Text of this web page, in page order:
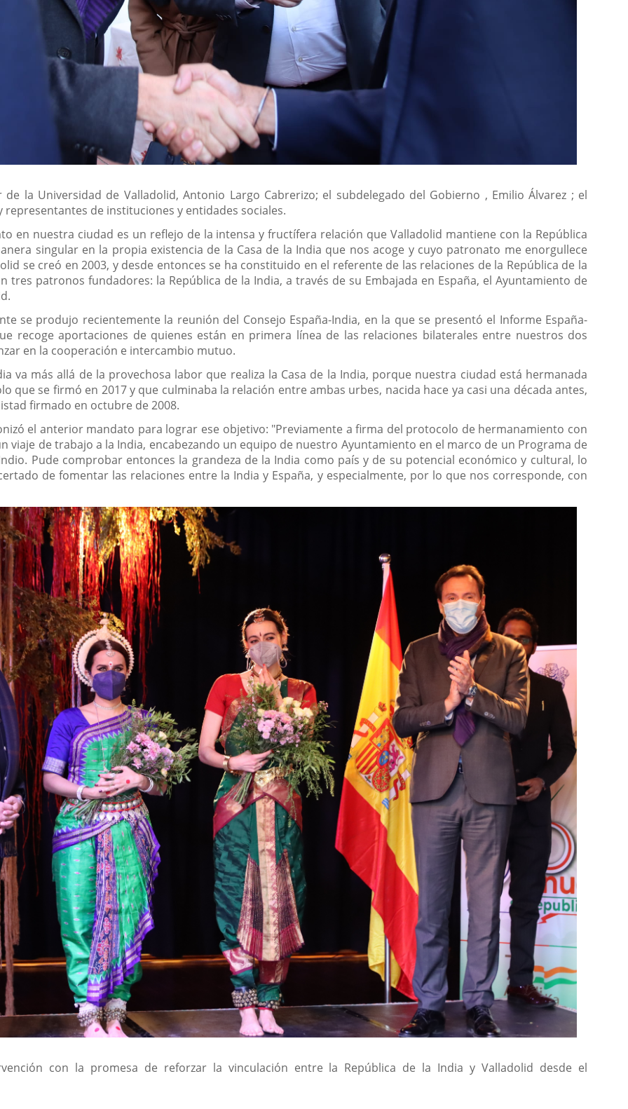
la Universidad de Valladolid, Antonio Largo Cabrerizo; el subdelegado del Gobierno , Emilio Álvarez ; el
representantes de instituciones y entidades sociales.
en nuestra ciudad es un reflejo de la intensa y fructífera relación que Valladolid mantiene con la República
singular en la propia existencia de la Casa de la India que nos acoge y cuyo patronato me enorgullece
se creó en 2003, y desde entonces se ha constituido en el referente de las relaciones de la República de la
tres patronos fundadores: la República de la India, a través de su Embajada en España, el Ayuntamiento de
se produjo recientemente la reunión del Consejo España-India, en la que se presentó el Informe España-
recoge aportaciones de quienes están en primera línea de las relaciones bilaterales entre nuestros dos
en la cooperación e intercambio mutuo.
va más allá de la provechosa labor que realiza la Casa de la India, porque nuestra ciudad está hermanada
que se firmó en 2017 y que culminaba la relación entre ambas urbes, nacida hace ya casi una década antes,
firmado en octubre de 2008.
el anterior mandato para lograr ese objetivo: "Previamente a firma del protocolo de hermanamiento con
viaje de trabajo a la India, encabezando un equipo de nuestro Ayuntamiento en el marco de un Programa de
Pude comprobar entonces la grandeza de la India como país y de su potencial económico y cultural, lo
de fomentar las relaciones entre la India y España, y especialmente, por lo que nos corresponde, con
con la promesa de reforzar la vinculación entre la República de la India y Valladolid desde el